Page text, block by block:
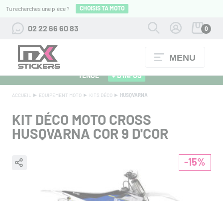
Tu recherches une pièce ? CHOISIS TA MOTO
02 22 66 60 83 0
MENU
ALPINESTARS 27 : FLOCAGE OFFERT POUR L'ACHAT D'UNE
TENUE
+ D'INFOS
ACCUEIL EQUIPEMENT MOTO KITS DÉCO HUSQVARNA
KIT DÉCO MOTO CROSS
HUSQVARNA COR 9 D'COR
-15%